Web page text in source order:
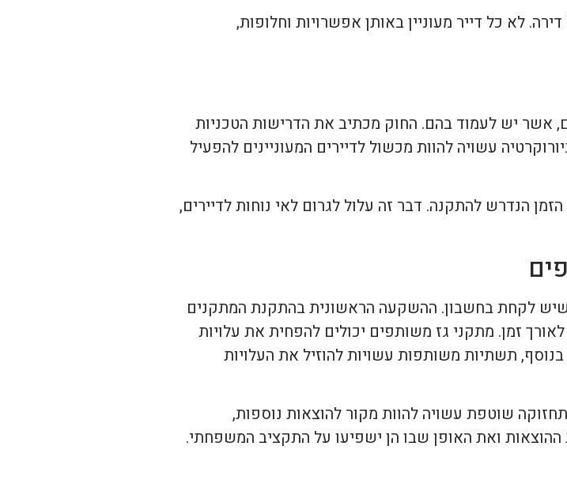
לא כל דייר מעוניין באותן אפשרויות וחלופות,
אשר יש לעמוד בהם. החוק מכתיב את הדרישות הטכניות
עשויה להוות מכשול לדיירים המעוניינים להפעיל
הנדרש להתקנה. דבר זה עלול לגרום לאי נוחות לדיירים,
לקחת בחשבון. ההשקעה הראשונית בהתקנת המתקנים
זמן. מתקני גז משותפים יכולים להפחית את עלויות
בנוסף, תשתיות משותפות עשויות להוזיל את העלויות
שוטפת עשויה להוות מקור להוצאות נוספות,
ההוצאות ואת האופן שבו הן ישפיעו על התקציב המשפחתי.